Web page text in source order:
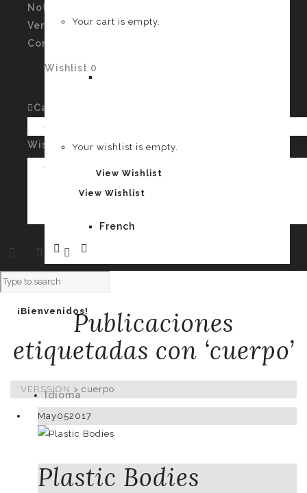
Spanish
French
¡Bienvenidos!
Idioma
DEMO - EXAMPLE PURPOSES
Your cart is empty.
Wishlist 0
Your wishlist is empty.
View Wishlist
Noticias
Verssiones
Contacto
Cart
Wishlist 0
View Wishlist
Publicaciones
etiquetadas con ‘cuerpo’
VERSSION > cuerpo
May052017
Plastic Bodies